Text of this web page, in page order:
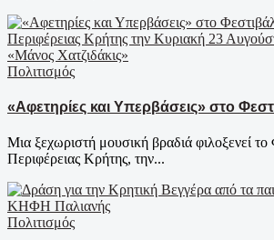
Πολιτισμός
«Αφετηρίες και Υπερβάσεις» στο
Μια ξεχωριστή μουσική βραδιά φιλοξενεί
Περιφέρειας Κρήτης, την...
Πολιτισμός